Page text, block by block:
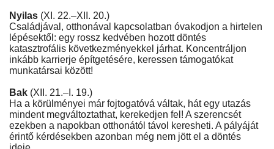
Nyilas (XI. 22.–XII. 20.)
Családjával, otthonával kapcsolatban óvakodjon a hirtelen
lépésektől: egy rossz kedvében hozott döntés
katasztrofális következményekkel járhat. Koncentráljon
inkább karrierje építgetésére, keressen támogatókat
munkatársai között!
Bak (XII. 21.–I. 19.)
Ha a körülményei már fojtogatóvá váltak, hát egy utazás
mindent megváltoztathat, kerekedjen fel! A szerencsét
ezekben a napokban otthonától távol keresheti. A pályáját
érintő kérdésekben azonban még nem jött el a döntés